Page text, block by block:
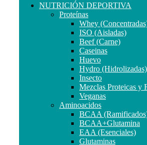
NUTRICIÓN DEPORTIVA
Proteínas
Whey
ISO (Aisladas)
Beef (Carne)
Caseinas
Huevo
Hydro (Hidrolizadas)
Insecto
Mezclas Proteicas y
Veganas
Aminoacidos
BCAA
BCAA+Glutamina
EAA (Esenciales)
Glutaminas